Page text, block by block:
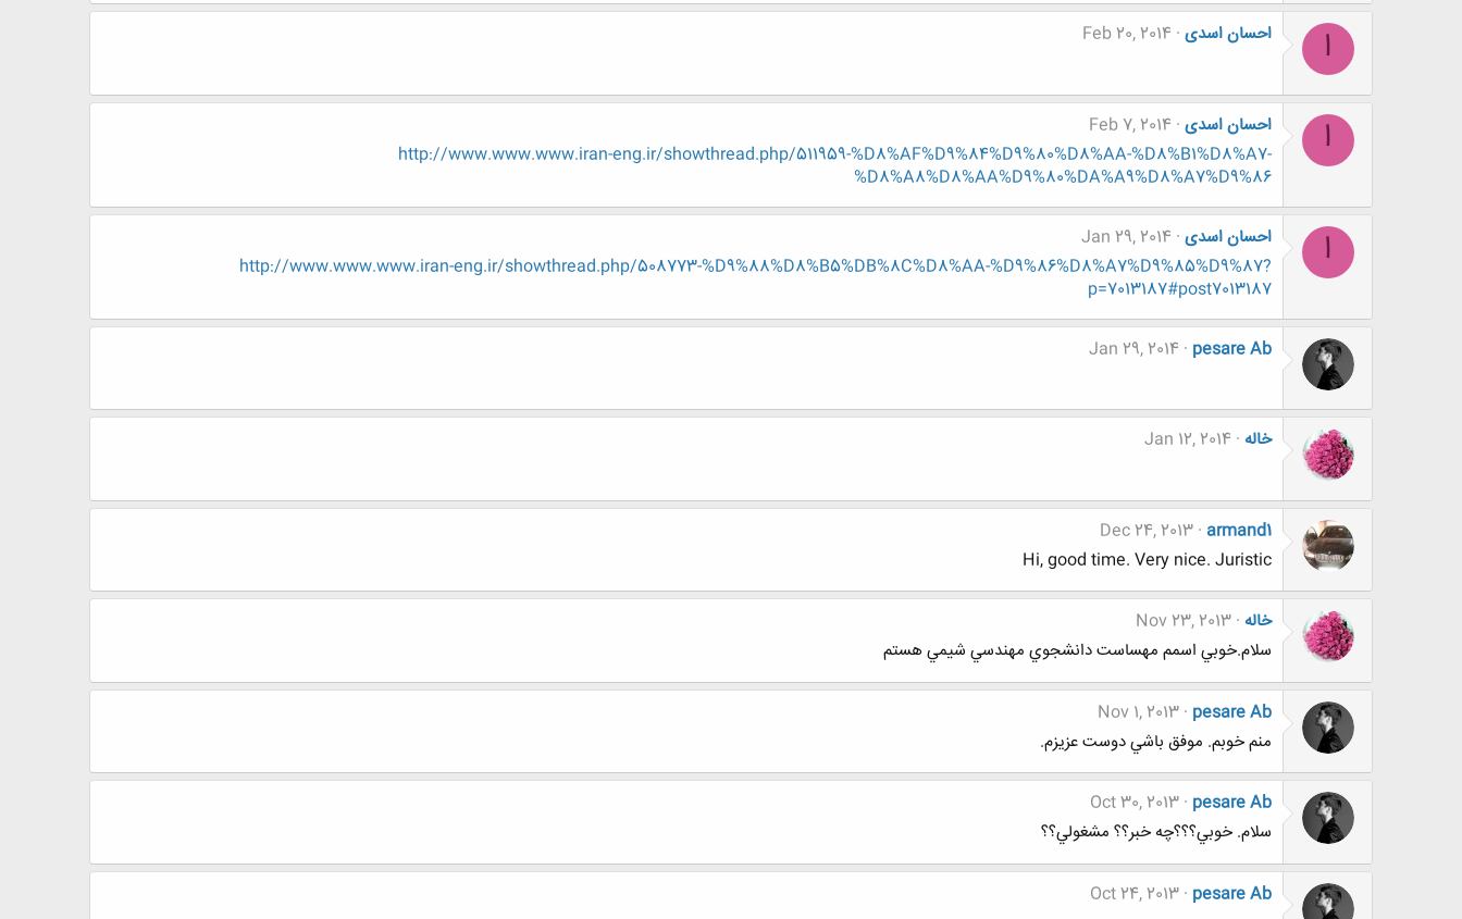
ا احسان اسدی Feb 20, 2014
ا احسان اسدی Feb 7, 2014
http://www.www.www.iran-eng.ir/showthread.php/511959-%D8%AF%D9%84%D9%80%D8%AA-%D8%B1%D8%A7-
%D8%A8%D8%AA%D9%80%DA%A9%D8%A7%D9%86
ا احسان اسدی Jan 29, 2014
http://www.www.www.iran-eng.ir/showthread.php/508773-%D9%88%D8%B5%DB%8C%D8%AA-%D9%86%D8%A7%D9%85%D9%87?
p=7013187#post7013187
pesare Ab
Jan 29, 2014
خاله Jan 12, 2014
armand1
Dec 24, 2013
Hi, good time. Very nice. Juristic
خاله Nov 23, 2013
سلام.خوبي اسمم مهساست دانشجوي مهندسي شيمي هستم
pesare Ab
Nov 1, 2013
منم خوبم. موفق باشي دوست عزيزم.
pesare Ab
Oct 30, 2013
سلام. خوبي؟؟؟چه خبر؟؟ مشغولي؟؟
pesare Ab
Oct 24, 2013